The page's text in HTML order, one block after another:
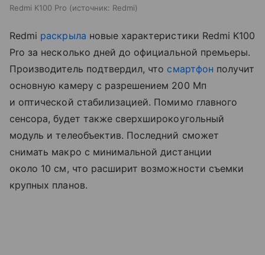
Redmi K100 Pro источник: Redmi
Redmi раскрыла новые характеристики Redmi K100
Pro за несколько дней до официальной премьеры.
Производитель подтвердил, что смартфон получит
основную камеру с разрешением 200 Мп
и оптической стабилизацией. Помимо главного
сенсора, будет также сверхширокоугольный
модуль и телеобъектив. Последний сможет
снимать макро с минимальной дистанции
около 10 см, что расширит возможности съемки
крупных планов.